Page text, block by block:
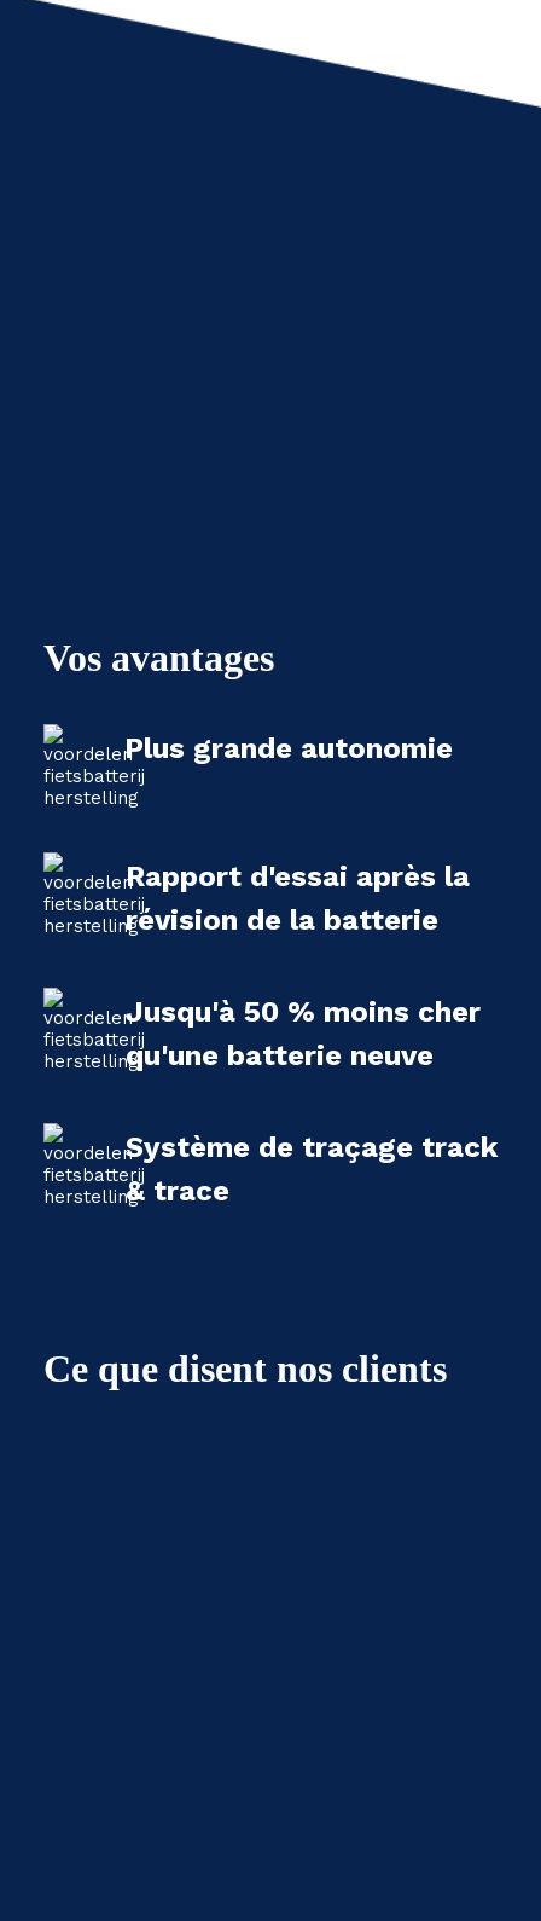
Vos avantages
Plus grande autonomie
Rapport d'essai après la
révision de la batterie
Jusqu'à 50 % moins cher
qu'une batterie neuve
Système de traçage track
& trace
Ce que disent nos clients